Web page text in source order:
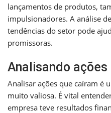
lançamentos de produtos,
impulsionadores. A análise
tendências do setor pode
promissoras.
Analisando
Analisar ações que caíram é
muito valiosa. É vital
empresa teve resultados